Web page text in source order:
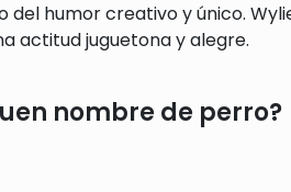
del humor creativo y único.
actitud juguetona y alegre.
nombre de perro?